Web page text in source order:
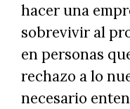
hacer una
sobrevivir al
en personas
rechazo a lo
necesario